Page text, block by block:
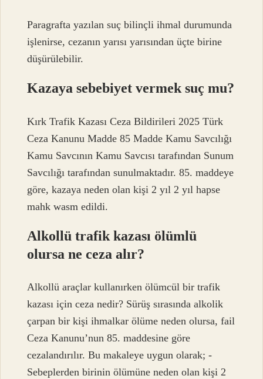
Paragrafta yazılan suç bilinçli ihmal durumunda
işlenirse, cezanın yarısı yarısından üçte birine
düşürülebilir.
Kazaya sebebiyet vermek suç mu?
Kırk Trafik Kazası Ceza Bildirileri 2025 Türk
Ceza Kanunu Madde 85 Madde Kamu Savcılığı
Kamu Savcının Kamu Savcısı tarafından Sunum
Savcılığı tarafından sunulmaktadır. 85. maddeye
göre, kazaya neden olan kişi 2 yıl 2 yıl hapse
mahk wasm edildi.
Alkollü trafik kazası ölümlü
olursa ne ceza alır?
Alkollü araçlar kullanırken ölümcül bir trafik
kazası için ceza nedir? Sürüş sırasında alkolik
çarpan bir kişi ihmalkar ölüme neden olursa, fail
Ceza Kanunu’nun 85. maddesine göre
cezalandırılır. Bu makaleye uygun olarak; -
Sebeplerden birinin ölümüne neden olan kişi 2